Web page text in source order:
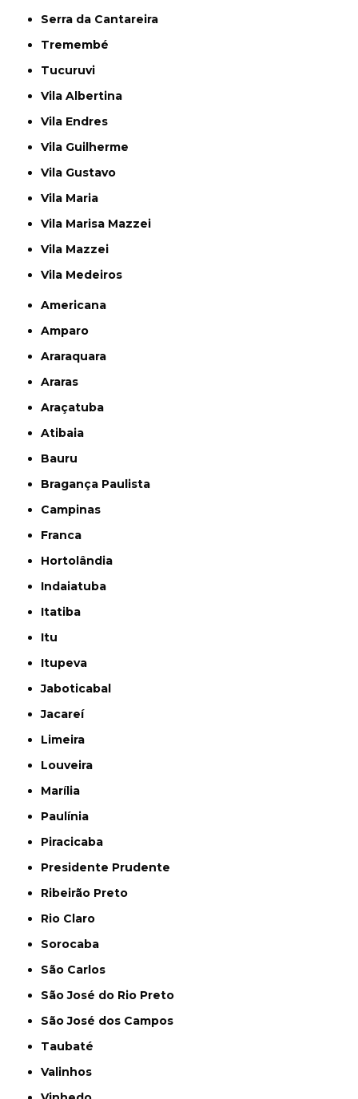
Serra da Cantareira
Tremembé
Tucuruvi
Vila Albertina
Vila Endres
Vila Guilherme
Vila Gustavo
Vila Maria
Vila Marisa Mazzei
Vila Mazzei
Vila Medeiros
Americana
Amparo
Araraquara
Araras
Araçatuba
Atibaia
Bauru
Bragança Paulista
Campinas
Franca
Hortolândia
Indaiatuba
Itatiba
Itu
Itupeva
Jaboticabal
Jacareí
Limeira
Louveira
Marília
Paulínia
Piracicaba
Presidente Prudente
Ribeirão Preto
Rio Claro
Sorocaba
São Carlos
São José do Rio Preto
São José dos Campos
Taubaté
Valinhos